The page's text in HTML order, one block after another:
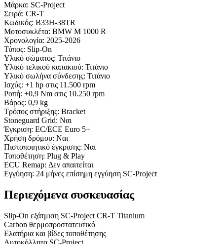
Μάρκα: SC-Project
Σειρά: CR-T
Κωδικός: B33H-38TR
Μοτοσυκλέτα: BMW M 1000 R
Χρονολογία: 2025-2026
Τύπος: Slip-On
Υλικό σώματος: Τιτάνιο
Υλικό τελικού καπακιού: Τιτάνιο
Υλικό σωλήνα σύνδεσης: Τιτάνιο
Ισχύς: +1 hp στις 11.500 rpm
Ροπή: +0,9 Nm στις 10.250 rpm
Βάρος: 0,9 kg
Τρόπος στήριξης: Bracket
Stoneguard Grid: Ναι
Έγκριση: EC/ECE Euro 5+
Χρήση δρόμου: Ναι
Πιστοποιητικό έγκρισης: Ναι
Τοποθέτηση: Plug & Play
ECU Remap: Δεν απαιτείται
Εγγύηση: 24 μήνες επίσημη εγγύηση SC-Project
Περιεχόμενα συσκευασίας
Slip-On εξάτμιση SC-Project CR-T Titanium
Carbon θερμοπροστατευτικό
Ελατήρια και βίδες τοποθέτησης
Αυτοκόλλητα SC-Project